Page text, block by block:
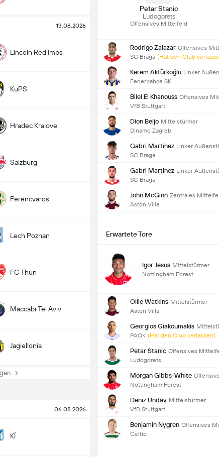
13.08.2026
Lincoln Red Imps
KuPS
Hradec Kralove
Salzburg
Ferencvaros
Lech Poznan
FC Thun
Maccabi Tel Aviv
Jagiellonia
06.08.2026
KÍ
Petar Stanic
Ludogorets
Offensives Mittelfeld
Rodrigo Zalazar Offensives
SC Braga (Hat den Club
Kerem Aktürkoğlu Linker
Fenerbahçe SK
Bilel El Khanouss Offensives
VfB Stuttgart
Dion Beljo Mittelstürmer
Dinamo Zagreb
Gabri Martinez Linker
SC Braga
Gabri Martinez Linker
SC Braga
John McGinn Zentrales
Aston Villa
Erwartete Tore
Igor Jesus Mittelstürmer
Nottingham Forest
Ollie Watkins Mittelstürmer
Aston Villa
Georgios Giakoumakis
PAOK (Hat den Club verlassen)
Petar Stanic Offensives
Ludogorets
Morgan Gibbs-White
Nottingham Forest
Deniz Undav Mittelstürmer
VfB Stuttgart
Benjamin Nygren Offensives
Celtic